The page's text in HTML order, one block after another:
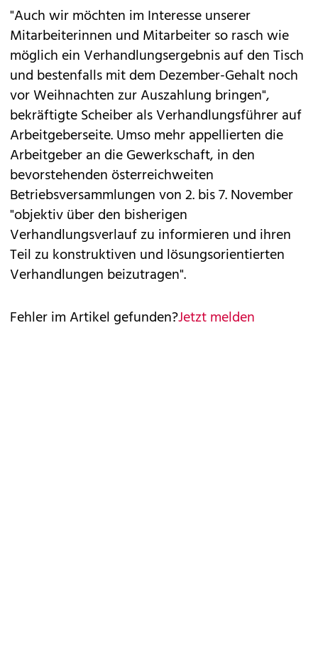
"Auch wir möchten im Interesse unserer
Mitarbeiterinnen und Mitarbeiter so rasch wie
möglich ein Verhandlungsergebnis auf den Tisch
und bestenfalls mit dem Dezember-Gehalt noch
vor Weihnachten zur Auszahlung bringen",
bekräftigte Scheiber als Verhandlungsführer auf
Arbeitgeberseite. Umso mehr appellierten die
Arbeitgeber an die Gewerkschaft, in den
bevorstehenden österreichweiten
Betriebsversammlungen von 2. bis 7. November
"objektiv über den bisherigen
Verhandlungsverlauf zu informieren und ihren
Teil zu konstruktiven und lösungsorientierten
Verhandlungen beizutragen".
Fehler im Artikel gefunden?Jetzt melden